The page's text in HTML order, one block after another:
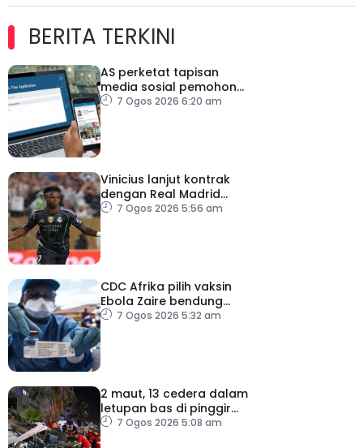
BERITA TERKINI
AS perketat tapisan
media sosial pemohon
visa7 Ogos 2026 6:20 am
Vinicius lanjut kontrak
dengan Real Madrid
hingga 2032
7 Ogos 2026 5:56 am
CDC Afrika pilih vaksin
Ebola Zaire bendung
penularan wabak
7 Ogos 2026 5:32 am
2 maut, 13 cedera dalam
letupan bas di pinggir
Damsyik
7 Ogos 2026 5:08 am